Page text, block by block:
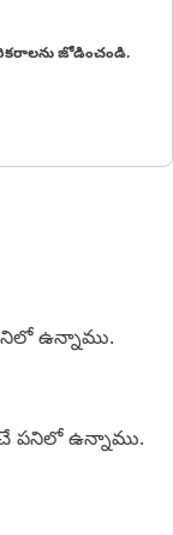
జోడించండి.
ఉన్నాము.
పనిలో ఉన్నాము.